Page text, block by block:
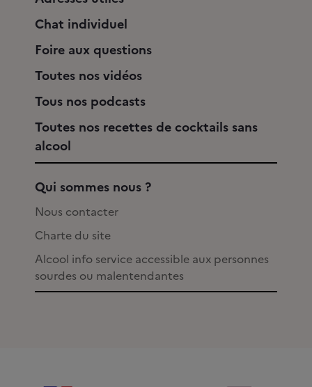
Chat individuel
Foire aux questions
Toutes nos vidéos
Tous nos podcasts
Toutes nos recettes de cocktails sans
alcool
Qui sommes nous ?
Nous contacter
Charte du site
Alcool info service accessible aux personnes
sourdes ou malentendantes